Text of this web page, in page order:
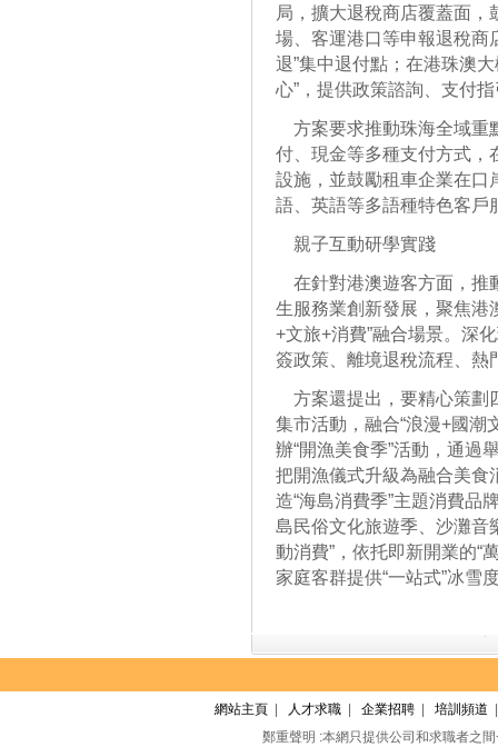
局，擴大退稅商店覆蓋面
場、客運港口等申報退稅商
退”集中退付點；在港珠澳
心”，提供政策諮詢、支付
方案要求推動珠海全域重
付、現金等多種支付方式，
設施，並鼓勵租車企業在口
語、英語等多語種特色客戶
親子互動研學實踐
在針對港澳遊客方面，推
生服務業創新發展，聚焦港
+文旅+消費”融合場景。深
簽政策、離境退稅流程、熱
方案還提出，要精心策劃
集市活動，融合“浪漫+國潮
辦“開漁美食季”活動，通過
把開漁儀式升級為融合美食
造“海島消費季”主題消費品
島民俗文化旅遊季、沙灘音
動消費”，依托即新開業的“
家庭客群提供“一站式”冰雪
網站主頁 人才求職 企業招聘 培訓頻道
鄭重聲明 :本網只提供公司和求職者之